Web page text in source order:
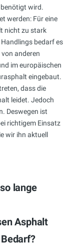
wird.
werden: Für eine
nicht zu stark
bedarf es
anderen
im europäischen
eingebaut.
dass die
leidet. Jedoch
Deswegen ist
richtigem Einsatz
wir ihn aktuell
lange
Asphalt